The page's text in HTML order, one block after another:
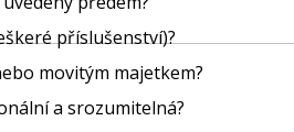
příslušenství)?
movitým majetkem?
a srozumitelná?